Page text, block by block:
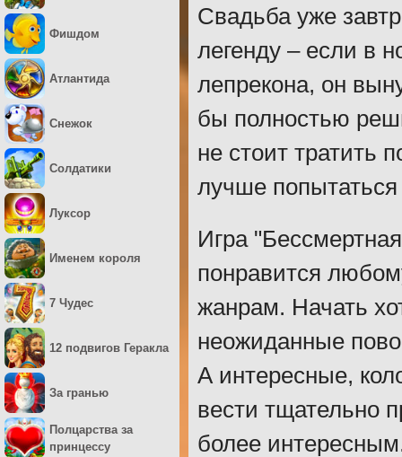
Свадьба уже
легенду – если в
лепрекона, он
бы полностью
не стоит тратить
лучше
Игра
понравится
жанрам. Начать
неожиданные
А интересные,
вести тщательно
более
Фишдом
Атлантида
Снежок
Солдатики
Луксор
Именем короля
7 Чудес
12 подвигов Геракла
За гранью
Полцарства за
принцессу